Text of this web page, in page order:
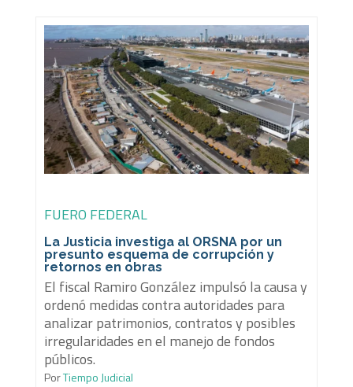
FUERO FEDERAL
La Justicia investiga al ORSNA por un
presunto esquema de corrupción y
retornos en obras
El fiscal Ramiro González impulsó la causa y
ordenó medidas contra autoridades para
analizar patrimonios, contratos y posibles
irregularidades en el manejo de fondos
públicos.
PorTiempo Judicial